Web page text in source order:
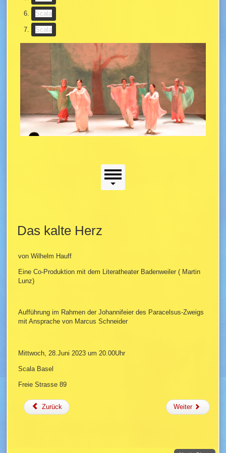
Scala(Slideshow-Taste)
Scala(Slideshow-Taste)
Seitenmenü
Das kalte Herz
von Wilhelm Hauff
Eine Co-Produktion mit dem Literatheater Badenweiler ( Martin
Lunz)
Aufführung im Rahmen der Johannifeier des Paracelsus-Zweigs
mit Ansprache von Marcus Schneider
Mittwoch, 28.Juni 2023 um 20.00Uhr
Scala Basel
Freie Strasse 89
Zurück Weiter